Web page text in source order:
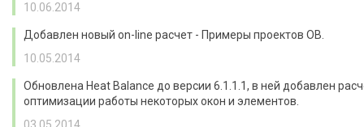
10.06.2014
Добавлен новый on-line расчет - Примеры проектов ОВ.
10.05.2014
Обновлена Heat Balance до версии 6.1.1.1, в ней добавлен
оптимизации работы некоторых окон и элементов.